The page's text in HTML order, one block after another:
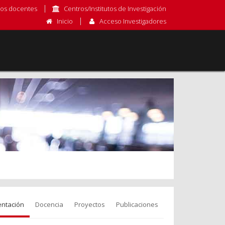
docentes
Centros/Institutos de Investigación
Inicio
Acceso Investigadores
Docencia Proyectos Publicaciones